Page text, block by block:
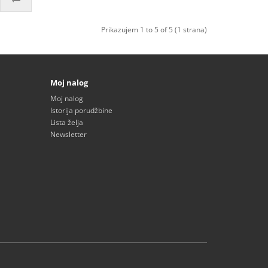
Prikazujem 1 to 5 of 5 (1 strana)
Moj nalog
Moj nalog
Istorija porudžbine
Lista želja
Newsletter